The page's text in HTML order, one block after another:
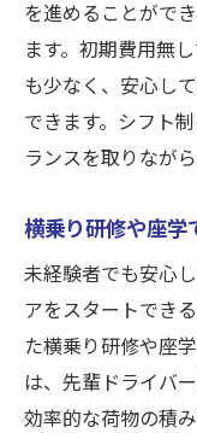
シフト制
横乗り研
初期費
業務委託契約
ライバー募集
シフト制
横乗り研
初期費用
未経験者
を進めることがで
ます。初期費用無
も少なく、安心し
できます。シフト
ランスを取りなが
横乗り研修や座学
未経験者でも安心
アをスタートでき
た横乗り研修や座
は、先輩ドライバ
効率的な荷物の積